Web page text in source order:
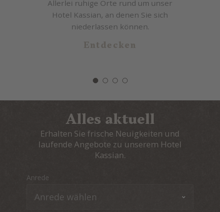
Allerlei ruhige Orte rund um unser
Hotel Kassian, an denen Sie sich
niederlassen können.
Entdecken
Alles aktuell
Erhalten Sie frische Neuigkeiten und
laufende Angebote zu unserem Hotel
Kassian.
Anrede